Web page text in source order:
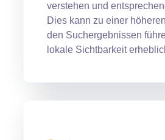
verstehen und
Dies kann zu einer
den Suchergebnissen
lokale Sichtbarkeit